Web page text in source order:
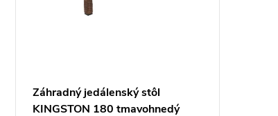
Záhradný jedálenský stôl
KINGSTON 180 tmavohnedý